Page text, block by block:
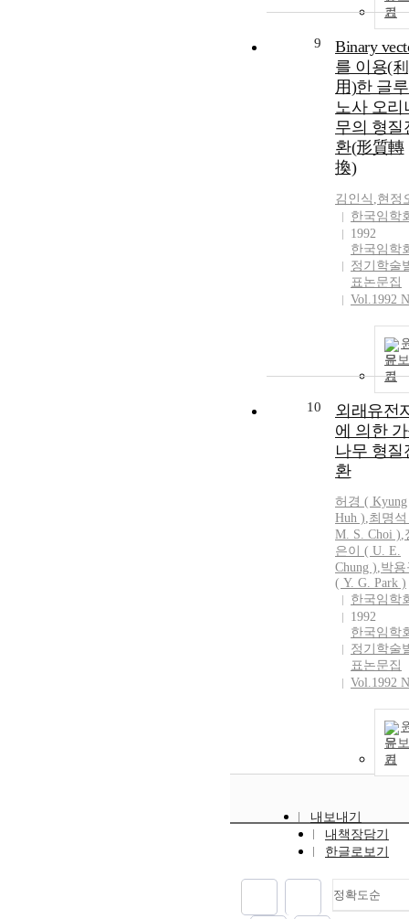
기
9
Binary
를 이용(利
用)한 글
노사 오리
무의 형질
환(形質轉
換)
김인식 ,현정
한국임학
1992
한국임학
정기학술
표논문집
Vol.1992
문보
기
10
외래유전
에 의한
나무 형질
환
허경 ( Kyung
Huh ),최명
M. S. Choi ),
은이 ( U. E.
Chung ),박용
( Y. G. Park )
한국임학
1992
한국임학
정기학술
표논문집
Vol.1992
문보
기
내보내기
내책장담기
한글로보기
정확도순